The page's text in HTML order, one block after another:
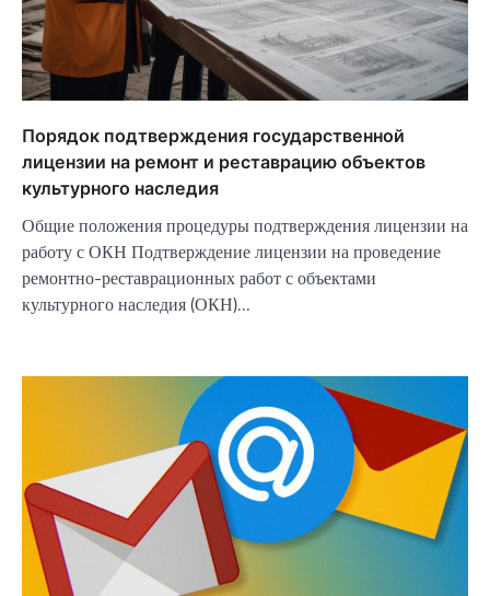
Порядок подтверждения государственной
лицензии на ремонт и реставрацию объектов
культурного наследия
Общие положения процедуры подтверждения лицензии на
работу с ОКН Подтверждение лицензии на проведение
ремонтно-реставрационных работ с объектами
культурного наследия (ОКН)…